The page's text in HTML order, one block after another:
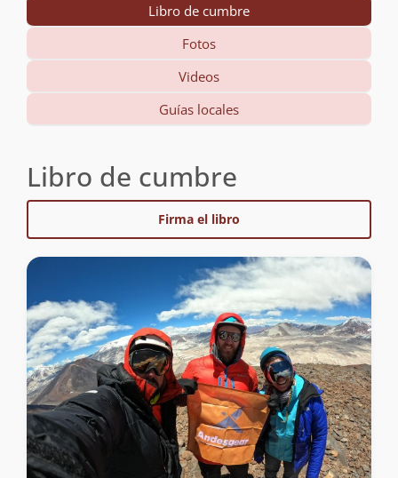
Libro de cumbre
Fotos
Videos
Guías locales
Libro de cumbre
Firma el libro